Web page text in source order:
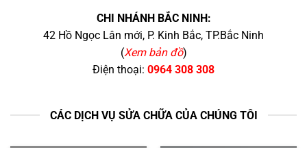
CHI NHÁNH BẮC NINH:
42 Hồ Ngọc Lân mới, P. Kinh Bắc, TP.Bắc Ninh
(Xem bản đồ)
Điện thoại: 0964 308 308
CÁC DỊCH VỤ SỬA CHỮA CỦA CHÚNG TÔI